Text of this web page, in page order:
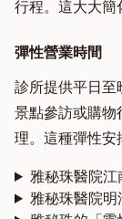
行程。這大大簡
彈性營業時間
診所提供平日至
景點參訪或購物
理。這種彈性安
雅秘珠醫院江
雅秘珠醫院明